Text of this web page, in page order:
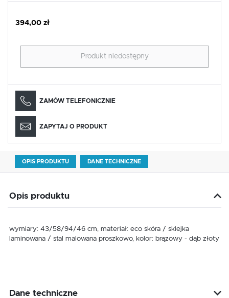
394,00 zł
Produkt niedostępny
ZAMÓW TELEFONICZNIE
ZAPYTAJ O PRODUKT
OPIS PRODUKTU DANE TECHNICZNE
Opis produktu
wymiary: 43/58/94/46 cm, materiał: eco skóra / sklejka
laminowana / stal malowana proszkowo, kolor: brązowy - dąb złoty
Dane techniczne